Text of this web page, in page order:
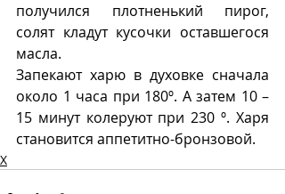
получился плотненький пирог,
солят кладут кусочки оставшегося
масла.
Запекают харю в духовке сначала
около 1 часа при 180º. А затем 10 –
15 минут колеруют при 230 º. Харя
становится аппетитно-бронзовой.
Х